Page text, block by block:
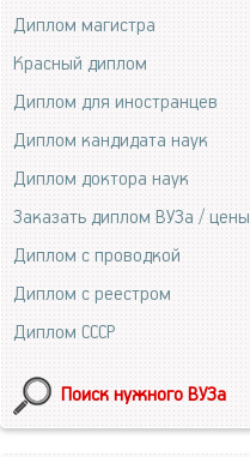
Диплом магистра
Красный диплом
Диплом для иностранцев
Диплом кандидата наук
Диплом доктора наук
Заказать диплом ВУЗа / цены
Диплом с проводкой
Диплом с реестром
Диплом СССР
Поиск нужного ВУЗа